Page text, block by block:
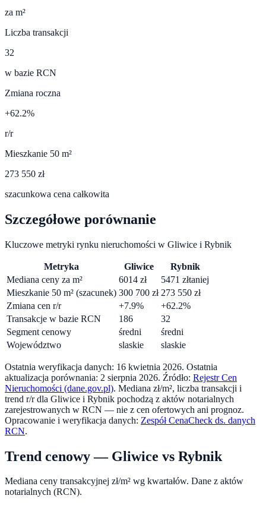
za m²
Liczba transakcji
32
w bazie RCN
Zmiana roczna
+62.2%
r/r
Mieszkanie 50 m²
273 550 zł
szacunkowa cena całkowita
Szczegółowe porównanie
Kluczowe metryki rynku nieruchomości w Gliwice i Rybnik
Metryka Gliwice
Rybnik
Mediana ceny za m²
6014 zł 5471 złtaniej
Mieszkanie 50 m² (szacunek) 300 700 zł 273 550 zł
Zmiana cen r/r
+7.9% +62.2%
Transakcje w bazie RCN
186
32
Segment cenowy
średni
średni
Województwo
slaskie slaskie
Ostatnia weryfikacja danych: 16 kwietnia 2026. Ostatnia
aktualizacja porównania: 2 sierpnia 2026. Źródło: Rejestr Cen
Nieruchomości (dane.gov.pl). Mediana zł/m², liczba transakcji i
trend r/r dla Gliwice i Rybnik pochodzą z aktów notarialnych
zarejestrowanych w RCN — nie z cen ofertowych ani prognoz.
Opracowanie i weryfikacja danych: Zespół CenaCheck ds. danych
RCN.
Trend cenowy — Gliwice vs Rybnik
Mediana ceny transakcyjnej zł/m² wg kwartałów. Dane z aktów
notarialnych (RCN).